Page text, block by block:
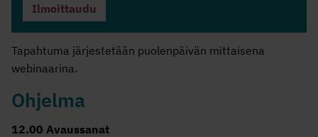
Ilmoittaudu
Tapahtuma järjestetään puolenpäivän mittaisena
webinaarina.
Ohjelma
12.00 Avaussanat